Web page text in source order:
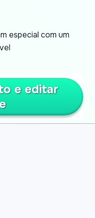
especial com um
e editar